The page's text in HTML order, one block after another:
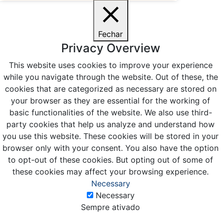
Fechar
Privacy Overview
This website uses cookies to improve your experience
while you navigate through the website. Out of these, the
cookies that are categorized as necessary are stored on
your browser as they are essential for the working of
basic functionalities of the website. We also use third-
party cookies that help us analyze and understand how
you use this website. These cookies will be stored in your
browser only with your consent. You also have the option
to opt-out of these cookies. But opting out of some of
these cookies may affect your browsing experience.
Necessary
Necessary
Sempre ativado